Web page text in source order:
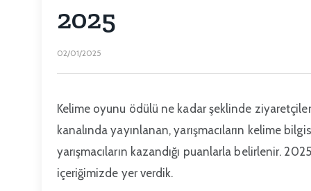
2025
02/01/2025
Kelime oyunu ödülü ne kadar şeklinde
kanalında yayınlanan, yarışmacıların kelime
yarışmacıların kazandığı puanlarla belirlenir.
içeriğimizde yer verdik.